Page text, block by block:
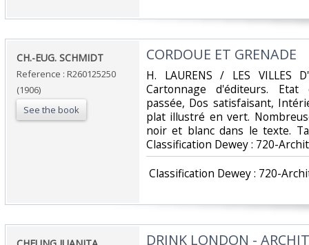
‎CH.-EUG. SCHMIDT‎
Reference : R260125250
(1906)
See the book
‎CORDOUE ET GRENADE‎
‎H. LAURENS / LES VILLES
Cartonnage d'éditeurs. Etat
passée, Dos satisfaisant,
plat illustré en vert.
noir et blanc dans le texte.
Classification Dewey : 720-
Classification Dewey : 720-
‎DRINK LONDON -